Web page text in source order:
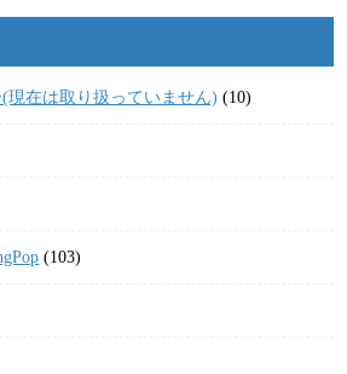
現在は取り扱っていません) (10)
(103)